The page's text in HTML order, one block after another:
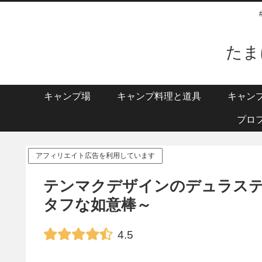
た
キャンプ場 キャンプ料理と道具 キャン
プロ
アフィリエイト広告を利用しています
テンマクデザインのデュラス
タフな如意棒～
4.5